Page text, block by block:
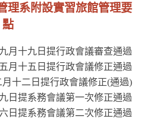
理系附設實習旅館管理要
點
月十九日提行政會議審查通過
月十五日提行政會議修正通過
月十二日提行政會議修正(通過)
日提系務會議第一次修正通過
日提系務會議第二次修正通過